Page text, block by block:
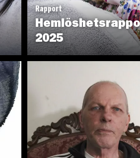
Rapport
2025